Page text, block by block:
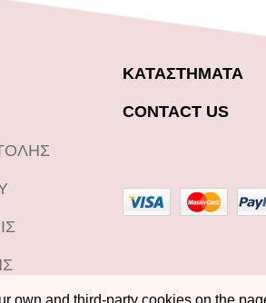
ΚΑΤΑΣΤΗΜΑΤΑ
CONTACT US